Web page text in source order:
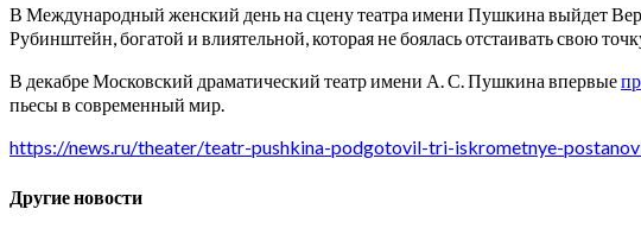
В Международный женский день на сцену театра имени Пушкина выйдет
Рубинштейн, богатой и влиятельной, которая не боялась отстаивать свою
В декабре Московский драматический театр имени А. С. Пушкина впервые
пьесы в современный мир.
https://news.ru/theater/teatr-pushkina-podgotovil-tri-iskrometnye-
Другие новости